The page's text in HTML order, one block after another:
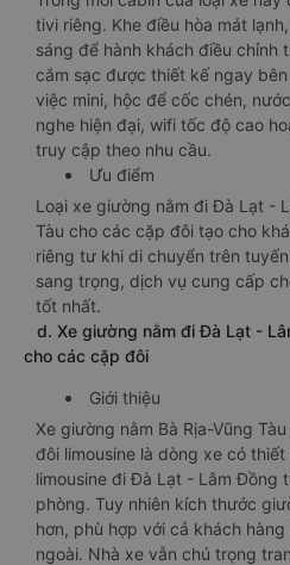
tivi riêng. Khe điều hòa mát
sáng để hành khách điều chỉnh
cắm sạc được thiết kế ngay
việc mini, hộc để cốc chén,
nghe hiện đại, wifi tốc độ cao
truy cập theo nhu cầu.
Ưu điểm
Loại xe giường nằm đi Đà Lạt -
Tàu cho các cặp đôi tạo cho
riêng tư khi di chuyển trên
sang trọng, dịch vụ cung cấp
tốt nhất.
d. Xe giường nằm đi Đà Lạt -
cho các cặp đôi
Giới thiệu
Xe giường nằm Bà Rịa-Vũng
đôi limousine là dòng xe có
limousine đi Đà Lạt - Lâm Đồng
phòng. Tuy nhiên kích thước
hơn, phù hợp với cả khách
ngoài. Nhà xe vẫn chú trọng